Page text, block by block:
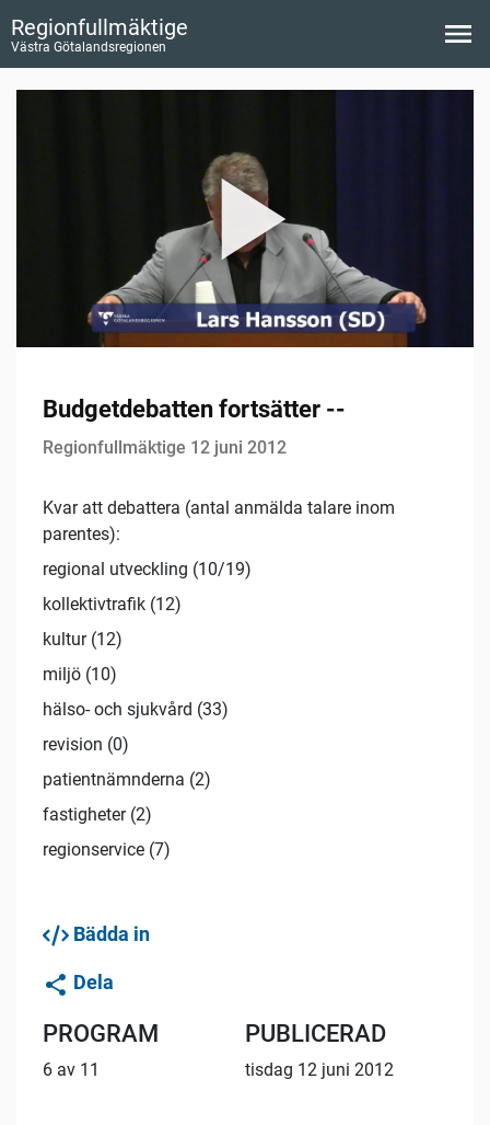
Regionfullmäktige
Västra Götalandsregionen
Budgetdebatten fortsätter --
Regionfullmäktige 12 juni 2012
Kvar att debattera (antal anmälda talare inom
parentes):
regional utveckling (10/19)
kollektivtrafik (12)
kultur (12)
miljö (10)
hälso- och sjukvård (33)
revision (0)
patientnämnderna (2)
fastigheter (2)
regionservice (7)
Bädda in
Dela
PROGRAM
6 av 11
PUBLICERAD
tisdag 12 juni 2012